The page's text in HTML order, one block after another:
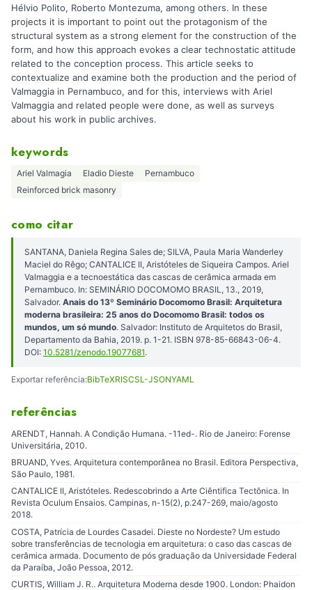
Hélvio Polito, Roberto Montezuma, among others. In these
projects it is important to point out the protagonism of the
structural system as a strong element for the construction of the
form, and how this approach evokes a clear technostatic attitude
related to the conception process. This article seeks to
contextualize and examine both the production and the period of
Valmaggia in Pernambuco, and for this, interviews with Ariel
Valmaggia and related people were done, as well as surveys
about his work in public archives.
keywords
Ariel Valmagia Eladio Dieste
Pernambuco
Reinforced brick masonry
como citar
SANTANA, Daniela Regina Sales de; SILVA, Paula Maria Wanderley
Maciel do Rêgo; CANTALICE II, Aristóteles de Siqueira Campos. Ariel
Valmaggia e a tecnoestática das cascas de cerâmica armada em
Pernambuco. In: SEMINÁRIO DOCOMOMO BRASIL, 13., 2019,
Salvador. Anais do 13º Seminário Docomomo Brasil: Arquitetura
moderna brasileira: 25 anos do Docomomo Brasil: todos os
mundos, um só mundo. Salvador: Instituto de Arquitetos do Brasil,
Departamento da Bahia, 2019. p. 1-21. ISBN 978-85-66843-06-4.
DOI: 10.5281/zenodo.19077681.
Exportar referência:BibTeXRISCSL-JSONYAML
referências
ARENDT, Hannah. A Condição Humana. -11ed-. Rio de Janeiro: Forense
Universitária, 2010.
BRUAND, Yves. Arquitetura contemporânea no Brasil. Editora Perspectiva,
São Paulo, 1981.
CANTALICE II, Aristóteles. Redescobrindo a Arte Ciêntifica Tectônica. In
Revista Oculum Ensaios. Campinas, n-15(2), p.247-269, maio/agosto
2018.
COSTA, Patrícia de Lourdes Casadei. Dieste no Nordeste? Um estudo
sobre transferências de tecnologia em arquitetura: o caso das cascas de
cerâmica armada. Documento de pós graduação da Universidade Federal
da Paraíba, João Pessoa, 2012.
CURTIS, William J. R.. Arquitetura Moderna desde 1900. London: Phaidon